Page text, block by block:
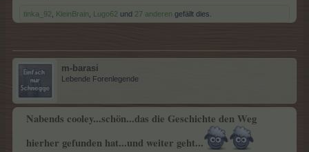
tinka_92 KleinBrain Lugo62 und 27 anderen gefällt dies.
m-barasi
Lebende Forenlegende
Nabends cooley...schön...das die Geschichte den Weg
hierher gefunden hat...und weiter geht...